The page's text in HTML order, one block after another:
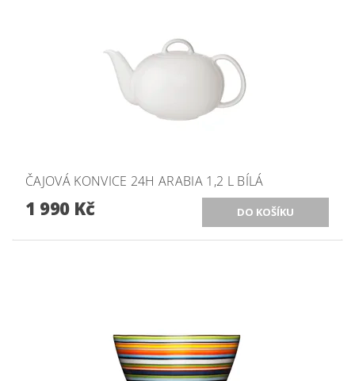
ČAJOVÁ KONVICE 24H ARABIA 1,2 L BÍLÁ
1 990 Kč